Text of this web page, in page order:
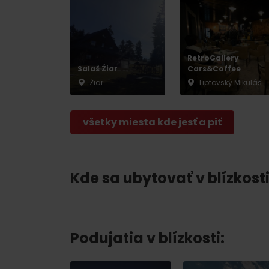
Salaš Žiar
Žiar
RetroGallery
Cars&Coffee
Liptovský Mikuláš
všetky miesta kde jesť a piť
Kde sa ubytovať v
Podujatia v blízkosti: